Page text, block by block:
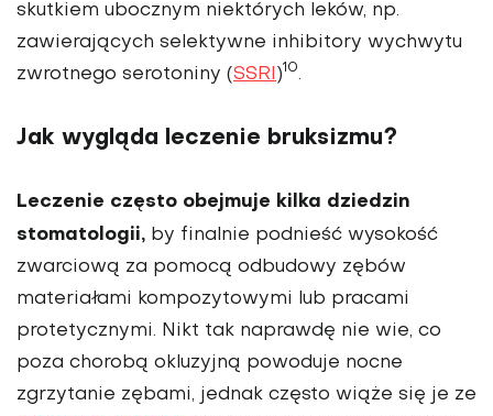
skutkiem ubocznym niektórych leków, np.
zawierających selektywne inhibitory wychwytu
zwrot­nego serotoniny (SSRI )10.
Jak wygląda leczenie bruksizmu?
Leczenie często obejmuje kilka dziedzin
stomatologii, by finalnie podnieść wyso­kość
zwarciową za pomocą odbudowy zębów
materia­łami kompozytowymi lub pracami
protetycznymi. Nikt tak naprawdę nie wie, co
poza chorobą okluzyjną powoduje nocne
zgrzytanie zębami, jednak często wiąże się je ze